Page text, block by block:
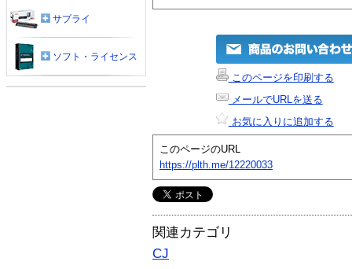
このページを印刷する
メールでURLを送る
お気に入りに追加する
このページのURL
https://plth.me/12220033
関連カテゴリ
CJ
サプライ
ソフト・ライセンス